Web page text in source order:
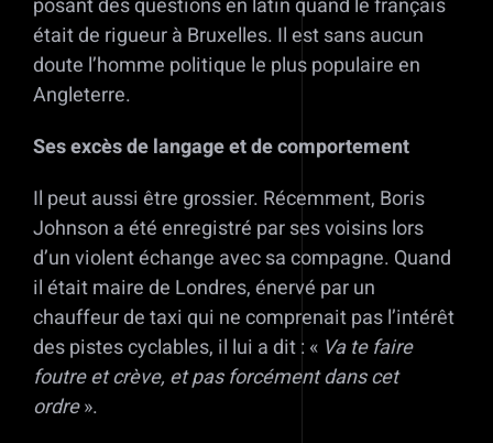
posant des questions en latin quand le français
était de rigueur à Bruxelles. Il est sans aucun
doute l’homme politique le plus populaire en
Angleterre.
Ses excès de langage et de comportement
Il peut aussi être grossier. Récemment, Boris
Johnson a été enregistré par ses voisins lors
d’un violent échange avec sa compagne. Quand
il était maire de Londres, énervé par un
chauffeur de taxi qui ne comprenait pas l’intérêt
des pistes cyclables, il lui a dit : « Va te faire
foutre et crève, et pas forcément dans cet
ordre».